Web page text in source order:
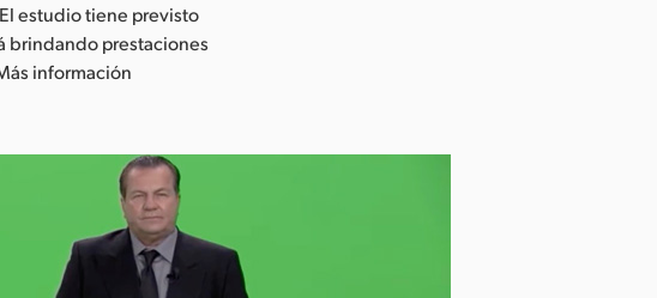
estudio tiene previsto
brindando prestaciones
información